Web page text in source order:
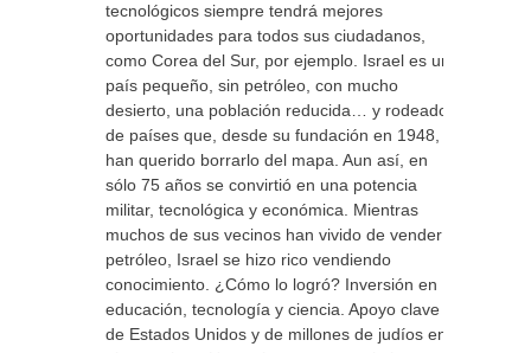
tecnológicos siempre tendrá mejores
oportunidades para todos sus ciudadanos,
como Corea del Sur, por ejemplo. Israel es un
país pequeño, sin petróleo, con mucho
desierto, una población reducida… y rodeado
de países que, desde su fundación en 1948,
han querido borrarlo del mapa. Aun así, en
sólo 75 años se convirtió en una potencia
militar, tecnológica y económica. Mientras
muchos de sus vecinos han vivido de vender
petróleo, Israel se hizo rico vendiendo
conocimiento. ¿Cómo lo logró? Inversión en
educación, tecnología y ciencia. Apoyo clave
de Estados Unidos y de millones de judíos en